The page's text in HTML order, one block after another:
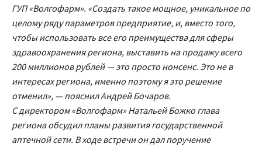
ГУП «Волгофарм». «Создать такое мощное, уникальное по
целому ряду параметров предприятие, и, вместо того,
чтобы использовать все его преимущества для сферы
здравоохранения региона, выставить на продажу всего
200 миллионов рублей — это просто нонсенс. Это не в
интересах региона, именно поэтому я это решение
отменил», — пояснил Андрей Бочаров.
С директором «Волгофарм» Натальей Божко глава
региона обсудил планы развития государственной
аптечной сети. В ходе встречи он дал поручение